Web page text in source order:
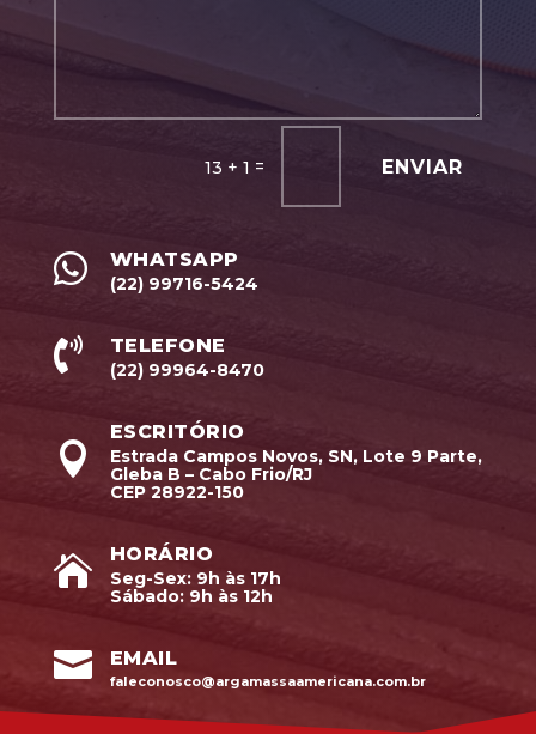
13 + 1 = ENVIAR
 WHATSAPP
(22) 99716-5424
 TELEFONE
(22) 99964-8470

ESCRITÓRIO
Estrada Campos Novos, SN, Lote 9 Parte,
Gleba B – Cabo Frio/RJ
CEP 28922-150
 HORÁRIO
Seg-Sex: 9h às 17h
Sábado: 9h às 12h
 EMAIL
faleconosco@argamassaamericana.com.br